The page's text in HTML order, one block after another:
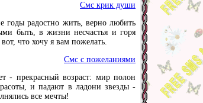
Смс крик души
годы радостно жить, верно любить
быть, в жизни несчастья и горя
что хочу я вам пожелать.
Смс с пожеланиями
- прекрасный возраст: мир полон
и падают в ладони звезды -
все мечты!